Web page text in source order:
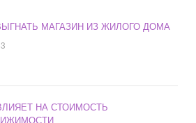
МАГАЗИН ИЗ ЖИЛОГО ДОМА
НА СТОИМОСТЬ